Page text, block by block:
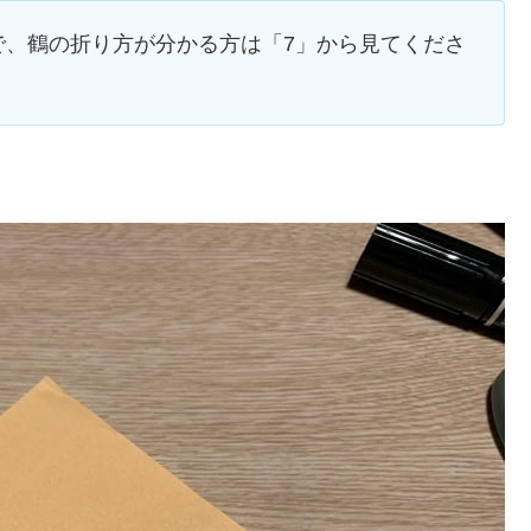
鶴の折り方が分かる方は「7」から見てくださ